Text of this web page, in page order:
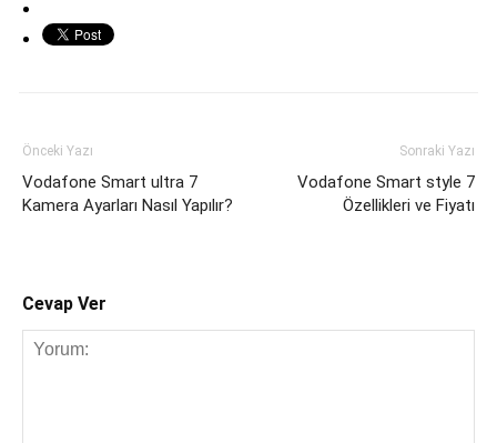
Önceki Yazı
Vodafone Smart ultra 7
Kamera Ayarları Nasıl Yapılır?
Sonraki Yazı
Vodafone Smart style 7
Özellikleri ve Fiyatı
Cevap Ver